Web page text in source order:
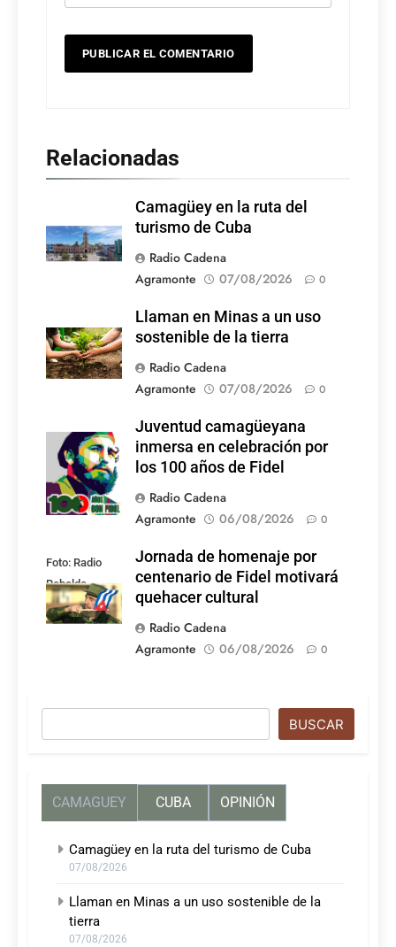
Relacionadas
Camagüey en la ruta del
turismo de Cuba
Radio Cadena
Agramonte
07/08/2026 0
Llaman en Minas a un uso
sostenible de la tierra
Radio Cadena
Agramonte
07/08/2026 0
Foto: Internet
Juventud camagüeyana
inmersa en celebración por
los 100 años de Fidel
Radio Cadena
Agramonte
06/08/2026 0
Foto: Radio
Rebelde
Jornada de homenaje por
centenario de Fidel motivará
quehacer cultural
Radio Cadena
Agramonte
06/08/2026 0
BUSCAR
CAMAGUEY CUBA OPINIÓN
Camagüey en la ruta del turismo de Cuba
07/08/2026
Llaman en Minas a un uso sostenible de la
tierra
07/08/2026